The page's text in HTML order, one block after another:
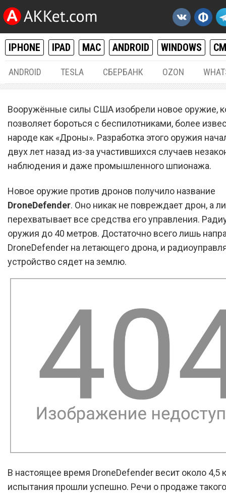
IPHONE IPAD MAC ANDROID WINDOWS
ANDROID TESLA СБЕРБАНК OZON
В США создали оружие
радиоуправляемых
Вооружённые силы США изобрели новое оружие,
позволяет бороться с беспилотниками, более
народе как «Дроны». Разработка этого оружия
двух лет назад из-за участившихся случаев
наблюдения и даже промышленного шпионажа.
Новое оружие против дронов получило название
DroneDefender. Оно никак не повреждает дрон, а
перехватывает все средства его управления.
оружия до 40 метров. Достаточно всего лишь
DroneDefender на летающего дрона, и
устройство сядет на землю.
В настоящее время DroneDefender весит около 4,5
испытания прошли успешно. Речи о продаже